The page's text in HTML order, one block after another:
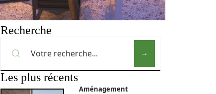
Recherche
Les plus récents
Aménagement